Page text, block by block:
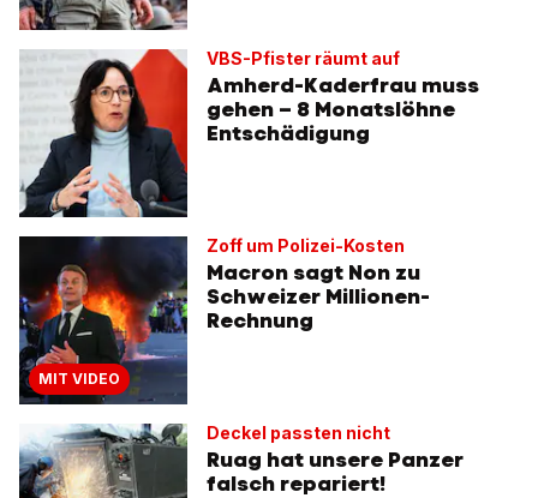
VBS-Pfister räumt auf
Amherd-Kaderfrau muss
gehen – 8 Monatslöhne
Entschädigung
MIT VIDEO
Zoff um Polizei-Kosten
Macron sagt Non zu
Schweizer Millionen-
Rechnung
Deckel passten nicht
Ruag hat unsere Panzer
falsch repariert!